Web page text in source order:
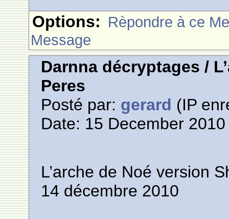
Options: Rèpondre à ce
Message
Darnna décryptages /
Peres
Posté par: gerard (IP
Date: 15 December
L’arche de Noé version
14 décembre 2010